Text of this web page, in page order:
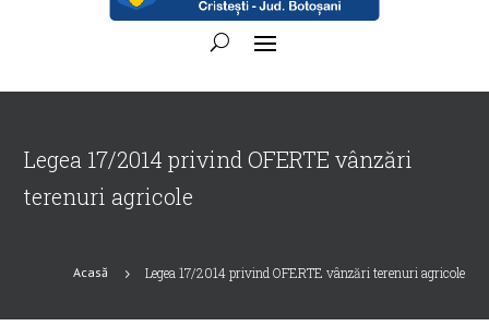
Legea 17/2014 privind OFERTE vânzări
terenuri agricole
Acasă 5 Legea 17/2014 privind OFERTE vânzări terenuri agricole